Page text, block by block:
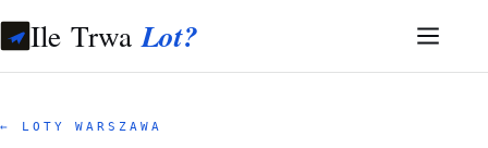
Ile TrwaLot?
← LOTY WARSZAWA